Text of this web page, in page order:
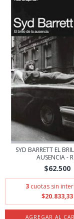
SYD BARRETT EL
AUSENCIA -
$62.500
3 cuotas sin
$20.833,33